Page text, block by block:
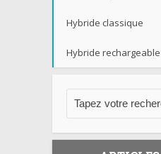
Hybride classique
Hybride rechargeable